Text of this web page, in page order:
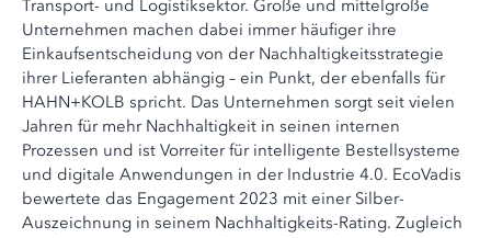
Transport- und Logistiksektor. Große und mittelgroße
Unternehmen machen dabei immer häufiger ihre
Einkaufsentscheidung von der Nachhaltigkeitsstrategie
ihrer Lieferanten abhängig – ein Punkt, der ebenfalls für
HAHN+KOLB spricht. Das Unternehmen sorgt seit vielen
Jahren für mehr Nachhaltigkeit in seinen internen
Prozessen und ist Vorreiter für intelligente Bestellsysteme
und digitale Anwendungen in der Industrie 4.0. EcoVadis
bewertete das Engagement 2023 mit einer Silber-
Auszeichnung in seinem Nachhaltigkeits-Rating. Zugleich